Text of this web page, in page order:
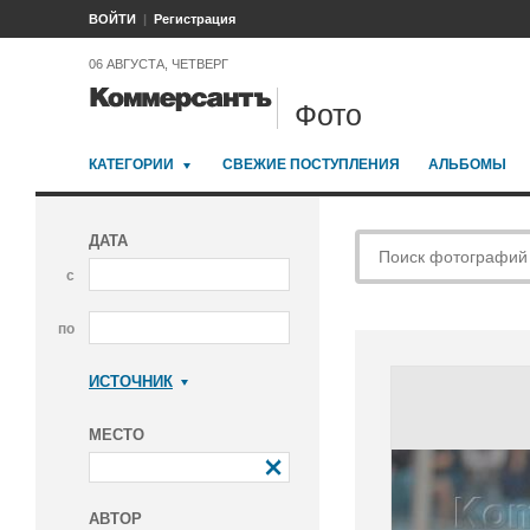
ВОЙТИ Регистрация
06 АВГУСТА, ЧЕТВЕРГ
Фото
КАТЕГОРИИ СВЕЖИЕ ПОСТУПЛЕНИЯ АЛЬБОМЫ
ДАТА
с
по
ИСТОЧНИК
МЕСТО
АВТОР